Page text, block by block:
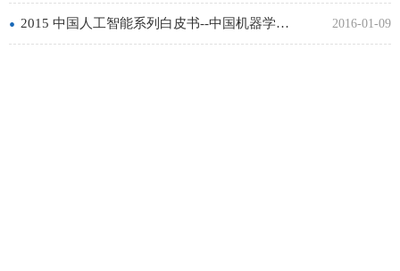
• 2015 中国人工智能系列白皮书--中国机器学习白皮书 2016-01-09